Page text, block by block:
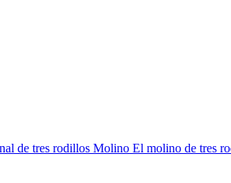
de tres rodillos Molino El molino de tres